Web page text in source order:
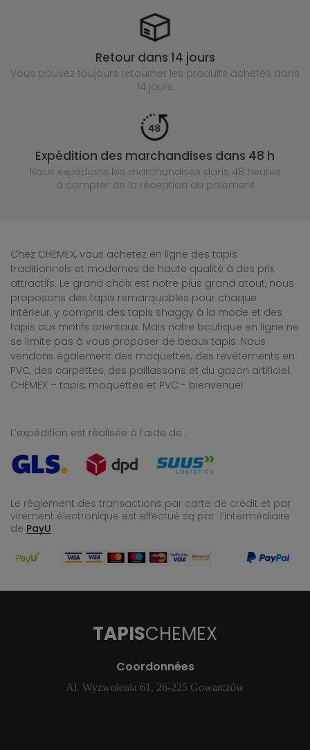
Retour dans 14 jours
Vous pouvez toujours retourner les produits achetés dans
14 jours
Expédition des marchandises dans 48 h
Nous expédions les marchandises dans 48 heures
à compter de la réception du paiement
Chez CHEMEX, vous achetez en ligne des tapis
traditionnels et modernes de haute qualité à des prix
attractifs. Le grand choix est notre plus grand atout, nous
proposons des tapis remarquables pour chaque
intérieur, y compris des tapis shaggy à la mode et des
tapis aux motifs orientaux. Mais notre boutique en ligne ne
se limite pas à vous proposer de beaux tapis. Nous
vendons également des moquettes, des revêtements en
PVC, des carpettes, des paillassons et du gazon artificiel.
CHEMEX – tapis, moquettes et PVC - bienvenue!
L’expédition est réalisée à l’aide de :
Le règlement des transactions par carte de crédit et par
virement électronique est effectué są par l’intermédiaire
de PayU
TAPISCHEMEX
Coordonnées
Al. Wyzwolenia 61, 26-225 Gowarczów